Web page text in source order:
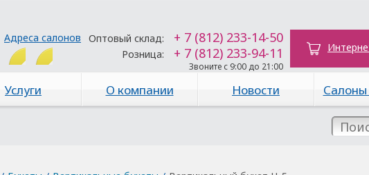
Адреса салонов Оптовый склад: + 7 (812) 233-14-50
Розница: + 7 (812) 233-94-11
Звоните с 9:00 до 21:00
Услуги О компании Новости